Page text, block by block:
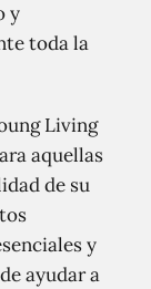
y
toda la
Living
aquellas
de su
y
ayudar a